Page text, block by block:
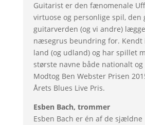
Guitarist er den fænomenale
virtuose og personlige spil, den
guitarverden (og vi andre)
næsegrus beundring for. Kendt
land (og udland) og har spillet
største navne både nationalt
Modtog Ben Webster Prisen
Årets Blues Live Pris.
Esben Bach, trommer
Esben Bach er én af de sjældne